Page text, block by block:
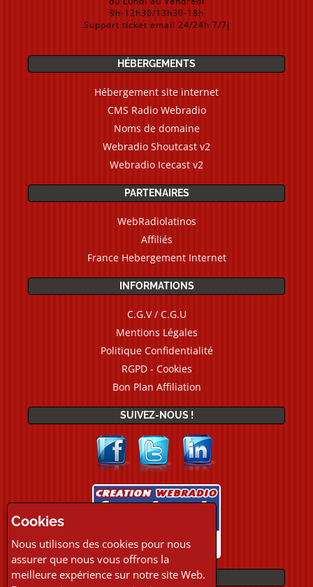
9h-12h30/13h30-18h
Support ticket email 24/24h 7/7j
HÉBERGEMENTS
Hébergement site internet
CMS Radio Webradio
Noms de domaine
Webradio Shoutcast v2
Webradio Icecast v2
PARTENAIRES
WebRadiolatinos
Affiliés
France Hebergement Internet
INFORMATIONS
C.G.V / C.G.U
Mentions Légales
Politique Confidentialité
RGPD - Cookies
Bon Plan Affiliation
SUIVEZ-NOUS !
PAIEMENTS
Cookies
Nous utilisons des cookies pour nous
assurer que nous vous offrons la
meilleure expérience sur notre site Web.